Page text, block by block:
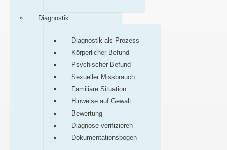
Diagnostik
Diagnostik als Prozess
Körperlicher Befund
Psychischer Befund
Sexueller Missbrauch
Familiäre Situation
Hinweise auf Gewalt
Bewertung
Diagnose verifizieren
Dokumentationsbogen